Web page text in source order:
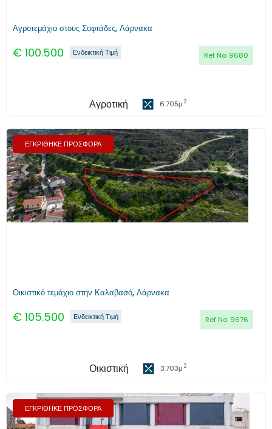
Αγροτεμάχιο στους Σοφτάδες, Λάρνακα
€ 100.500 Ref No: 9680
Ενδεικτική Τιμή
Αγροτική 6.705μ 2
ΕΓΚΡΙΘΗΚΕ ΠΡΟΣΦΟΡΑ
Προηγούμενο Επόμενο
Οικιστικό τεμάχιο στην Καλαβασό, Λάρνακα
€ 105.500 Ref No: 9676
Ενδεικτική Τιμή
Οικιστική 3.703μ 2
ΕΓΚΡΙΘΗΚΕ ΠΡΟΣΦΟΡΑ